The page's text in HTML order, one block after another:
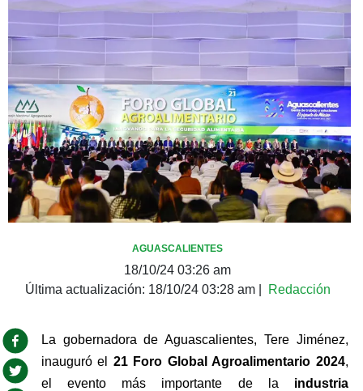
AGUASCALIENTES
18/10/24 03:26 am
Última actualización: 18/10/24 03:28 am| Redacción
La gobernadora de Aguascalientes, Tere Jiménez,
inauguró el 21 Foro Global Agroalimentario 2024,
el evento más importante de la industria